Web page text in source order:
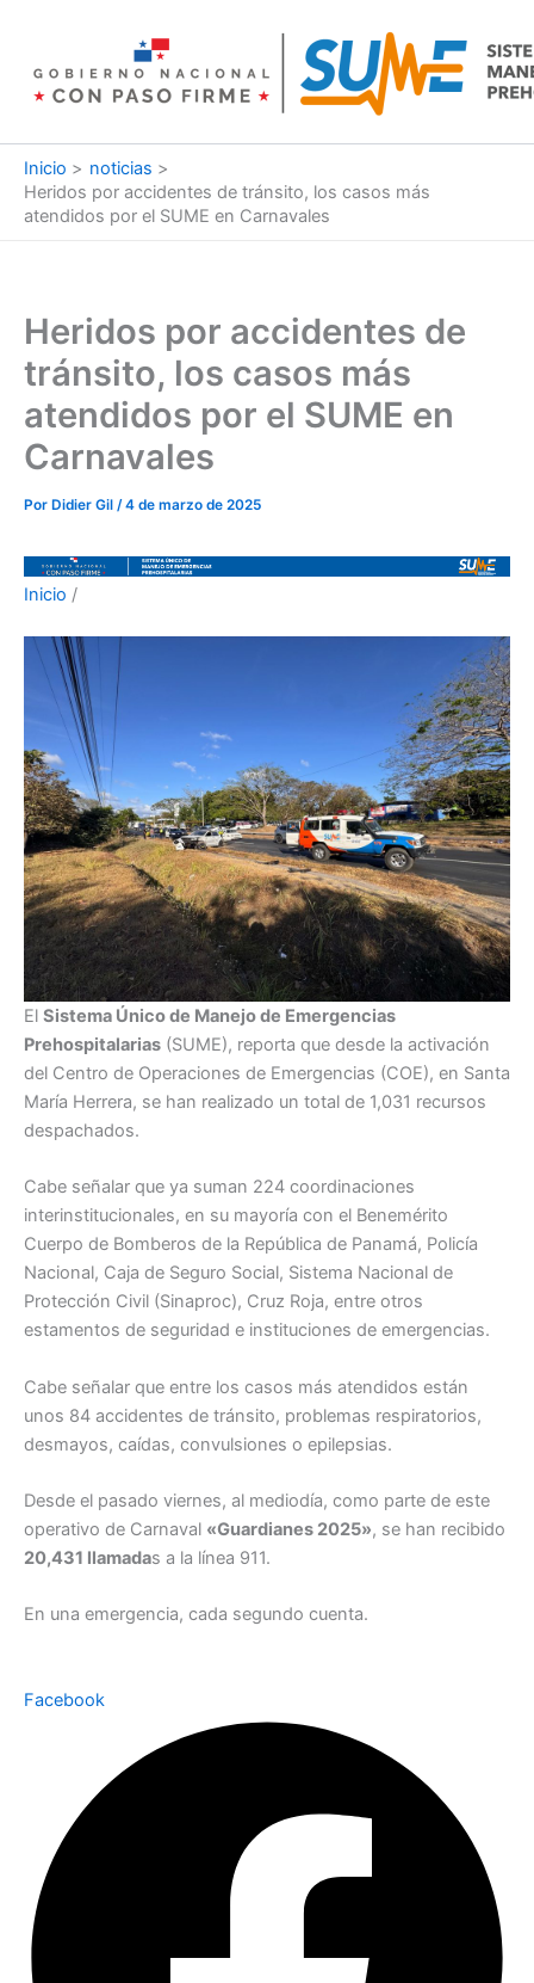
contenido
Inicio
noticias
Heridos por accidentes de tránsito, los casos más
atendidos por el SUME en Carnavales
Heridos por accidentes de
tránsito, los casos más
atendidos por el SUME en
Carnavales
Por Didier Gil /4 de marzo de 2025
Inicio /
El Sistema Único de Manejo de Emergencias
Prehospitalarias (SUME), reporta que desde la activación
del Centro de Operaciones de Emergencias (COE), en Santa
María Herrera, se han realizado un total de 1,031 recursos
despachados.
Cabe señalar que ya suman 224 coordinaciones
interinstitucionales, en su mayoría con el Benemérito
Cuerpo de Bomberos de la República de Panamá, Policía
Nacional, Caja de Seguro Social, Sistema Nacional de
Protección Civil (Sinaproc), Cruz Roja, entre otros
estamentos de seguridad e instituciones de emergencias.
Cabe señalar que entre los casos más atendidos están
unos 84 accidentes de tránsito, problemas respiratorios,
desmayos, caídas, convulsiones o epilepsias.
Desde el pasado viernes, al mediodía, como parte de este
operativo de Carnaval «Guardianes 2025», se han recibido
20,431 llamadas a la línea 911.
En una emergencia, cada segundo cuenta.
Facebook